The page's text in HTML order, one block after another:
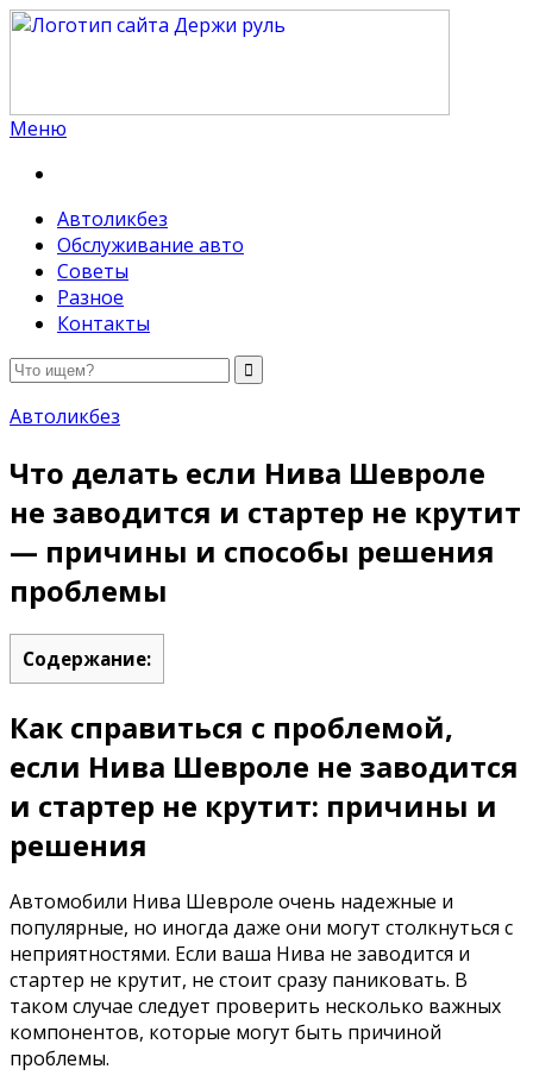
Меню
Автоликбез
Обслуживание авто
Советы
Разное
Контакты
Автоликбез
Что делать если Нива Шевроле
не заводится и стартер не крутит
— причины и способы решения
проблемы
Содержание:
Как справиться с проблемой,
если Нива Шевроле не заводится
и стартер не крутит: причины и
решения
Автомобили Нива Шевроле очень надежные и
популярные, но иногда даже они могут столкнуться с
неприятностями. Если ваша Нива не заводится и
стартер не крутит, не стоит сразу паниковать. В
таком случае следует проверить несколько важных
компонентов, которые могут быть причиной
проблемы.